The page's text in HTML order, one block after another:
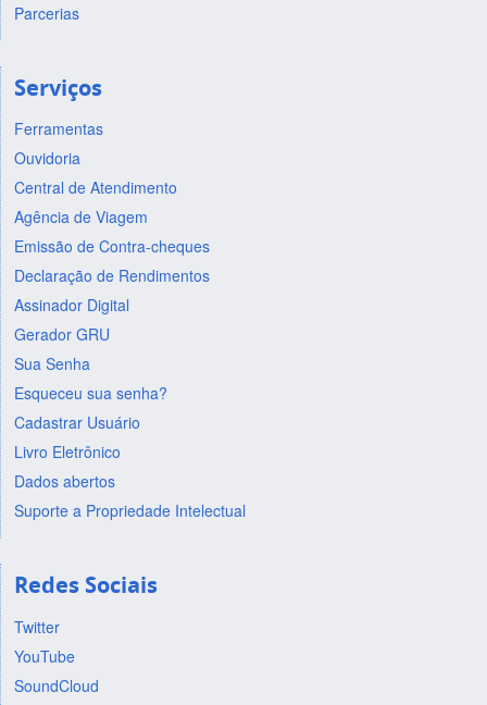
Parcerias
Serviços
Ferramentas
Ouvidoria
Central de Atendimento
Agência de Viagem
Emissão de Contra-cheques
Declaração de Rendimentos
Assinador Digital
Gerador GRU
Sua Senha
Esqueceu sua senha?
Cadastrar Usuário
Livro Eletrônico
Dados abertos
Suporte a Propriedade Intelectual
Redes Sociais
Twitter
YouTube
SoundCloud